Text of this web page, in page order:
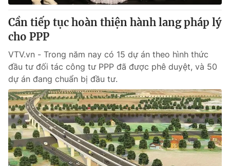
Cần tiếp tục hoàn thiện hành lang pháp lý
cho PPP
VTV.vn - Trong năm nay có 15 dự án theo hình thức
đầu tư đối tác công tư PPP đã được phê duyệt, và 50
dự án đang chuẩn bị đầu tư.